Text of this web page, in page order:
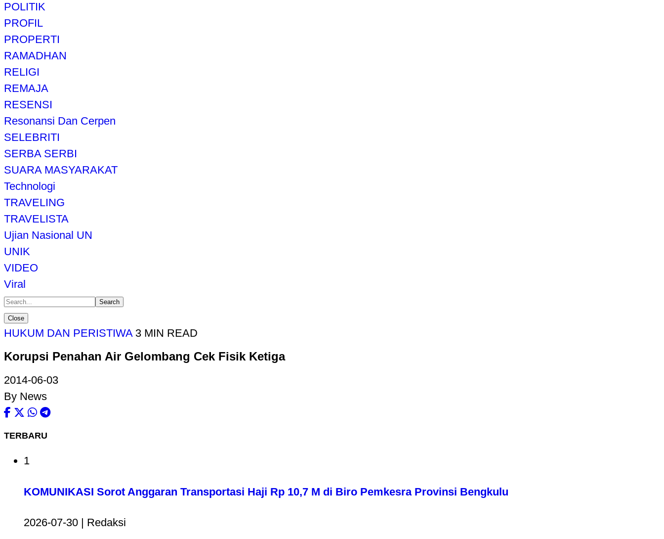
POLITIK
PROFIL
PROPERTI
RAMADHAN
RELIGI
REMAJA
RESENSI
Resonansi Dan Cerpen
SELEBRITI
SERBA SERBI
SUARA MASYARAKAT
Technologi
TRAVELING
TRAVELISTA
Ujian Nasional UN
UNIK
VIDEO
Viral
Search
Close
HUKUM DAN PERISTIWA 3 MIN READ
Korupsi Penahan Air Gelombang Cek Fisik Ketiga
2014-06-03
By News
TERBARU
1
KOMUNIKASI Sorot Anggaran Transportasi Haji Rp 10,7 M di Biro Pemkesra Provinsi Bengkulu
2026-07-30 | Redaksi